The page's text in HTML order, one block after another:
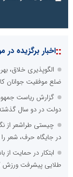
::اخبار برگزیده
الگوپذیری خلاق،
ضلع موفقیت جوانان
گزارش ریاست
دولت در دو سال
چیستی طراشعر از
در جایگاه حرف، شعر
ابتکار در حمایت
طلایی پیشرفت ورزش